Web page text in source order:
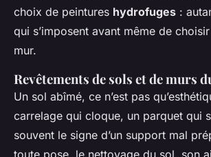
choix de peintures hydrofuges :
qui s’imposent avant même de
mur.
Revêtements de sols et de murs
Un sol abîmé, ce n’est pas
carrelage qui cloque, un parquet qui
souvent le signe d’un support mal
toute pose, le nettoyage du sol, son